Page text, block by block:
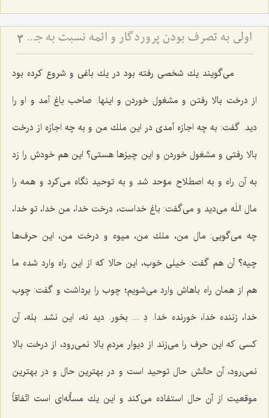
اولى به تصرف بودن پروردگار و ائمه نسبت به جمیع شئون انسان 3
می‌گویند یك شخصی رفته بود در یك باغی و شروع كرده بود
از درخت بالا رفتن و مشغول خوردن و اینها. صاحب باغ آمد و او را
دید. گفت: به چه اجازه آمدی در این ملك من و به چه اجازه از درخت
بالا رفتی و مشغول خوردن و این چیزها هستی؟ این هم خودش را زد
به آن راه و به اصطلاح موّحد شد و به توحید نگاه می‌كرد و همه را
مال اللَه می‌دید و می‌گفت: باغ خداست، درخت خدا، من خدا، تو خدا،
چه می‌گویی: مال من، ملك من، میوه و درخت من، این حرف‌ها
چیه؟ آن هم گفت: خیلی خوب، این حالا كه از این راه وارد شده ما
هم از همان راه باهاش وارد می‌شویم؛ چوب را برداشت و گفت: چوب
خدا، زننده خدا، خورنده خدا. دِ ... بخور. دید نه، این نشد. بله، آن
كسی كه این حرف را می‌زند از دیوار مردم بالا نمی‌رود، از درخت بالا
نمی‌رود، آن حالش حال توحید است و در بهترین حال و در بهترین
موقعیت از آن حال استفاده می‌كند و این یك مسأله‌ای است اتّفاقاً